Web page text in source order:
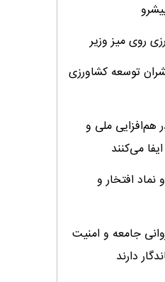
روی میز وزیر
توسعه کشاورزی
هم‌افزایی ملی و
می‌کنند
نماد افتخار و
جامعه و امنیت
دارند